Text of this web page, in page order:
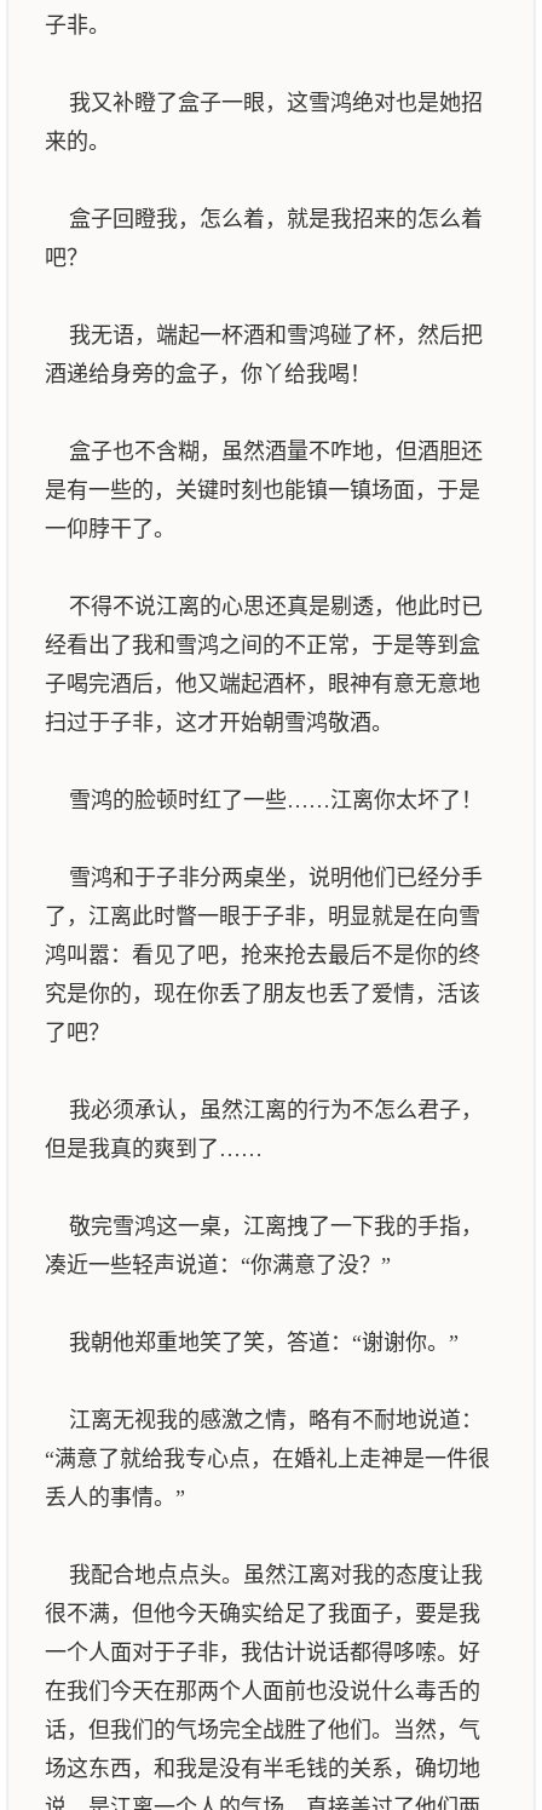
子非。
我又补瞪了盒子一眼，这雪鸿绝对也是她招
来的。
盒子回瞪我，怎么着，就是我招来的怎么着
吧？
我无语，端起一杯酒和雪鸿碰了杯，然后把
酒递给身旁的盒子，你丫给我喝！
盒子也不含糊，虽然酒量不咋地，但酒胆还
是有一些的，关键时刻也能镇一镇场面，于是
一仰脖干了。
不得不说江离的心思还真是剔透，他此时已
经看出了我和雪鸿之间的不正常，于是等到盒
子喝完酒后，他又端起酒杯，眼神有意无意地
扫过于子非，这才开始朝雪鸿敬酒。
雪鸿的脸顿时红了一些……江离你太坏了！
雪鸿和于子非分两桌坐，说明他们已经分手
了，江离此时瞥一眼于子非，明显就是在向雪
鸿叫嚣：看见了吧，抢来抢去最后不是你的终
究是你的，现在你丢了朋友也丢了爱情，活该
了吧？
我必须承认，虽然江离的行为不怎么君子，
但是我真的爽到了……
敬完雪鸿这一桌，江离拽了一下我的手指，
凑近一些轻声说道：“你满意了没？”
我朝他郑重地笑了笑，答道：“谢谢你。”
江离无视我的感激之情，略有不耐地说道：
“满意了就给我专心点，在婚礼上走神是一件很
丢人的事情。”
我配合地点点头。虽然江离对我的态度让我
很不满，但他今天确实给足了我面子，要是我
一个人面对于子非，我估计说话都得哆嗦。好
在我们今天在那两个人面前也没说什么毒舌的
话，但我们的气场完全战胜了他们。当然，气
场这东西，和我是没有半毛钱的关系，确切地